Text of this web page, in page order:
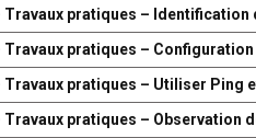
Travaux pratiques – Identification
Travaux pratiques –
Travaux pratiques – Utiliser Ping
Travaux pratiques – Observation